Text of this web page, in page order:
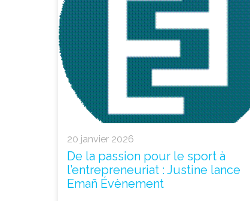
20 janvier 2026
De la passion pour le sport à
l’entrepreneuriat : Justine lance
Emañ Évènement